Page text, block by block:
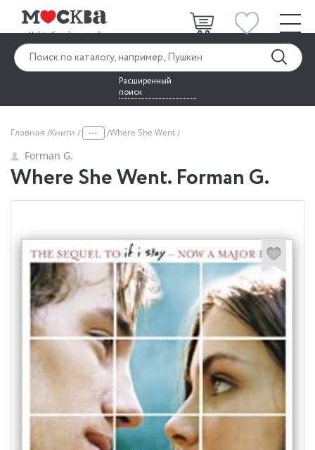
Расширенный
поиск
Главная Книги ... Where She Went
Forman G.
Where She Went. Forman G.